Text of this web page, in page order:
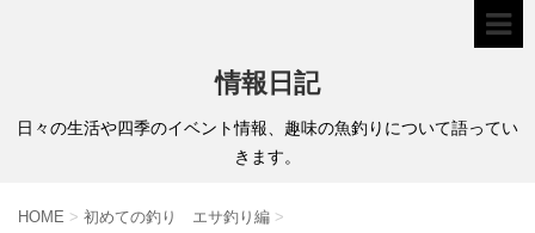
情報日記
日々の生活や四季のイベント情報、趣味の魚釣りについて語ってい
きます。
HOME > 初めての釣り エサ釣り編 >